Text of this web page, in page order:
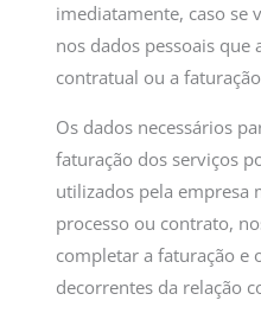
imediatamente, caso se
nos dados pessoais que
contratual ou a
Os dados necessários
faturação dos serviços
utilizados pela empresa
processo ou contrato,
completar a faturação e
decorrentes da relação